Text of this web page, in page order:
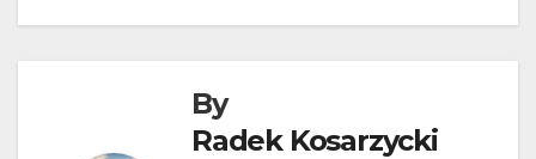
By
Radek Kosarzycki